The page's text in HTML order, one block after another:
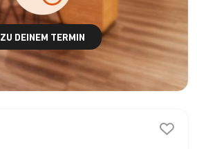
ZU DEINEM TERMIN